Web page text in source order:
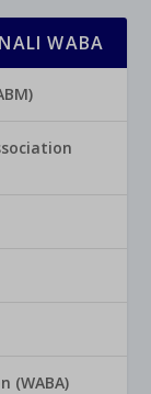
WABA
(WABA)